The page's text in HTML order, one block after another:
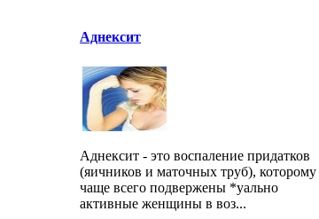
Аднексит
Аднексит - это воспаление придатков
(яичников и маточных труб), которому
чаще всего подвержены *уально
активные женщины в воз...